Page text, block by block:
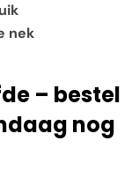
nek
– bestel
nog